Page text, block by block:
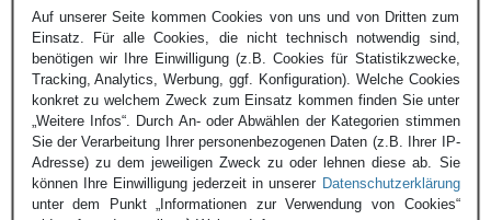
ist gut für die vielfältigen Herausforderungen der
Logistik in der Bundeswehr aufgestellt und wird auch in
Zukunft einen Beitrag zur Lösung der anstehenden
Herausforderungen leisten.
Auf unserer Seite kommen Cookies von uns und von Dritten zum
Einsatz. Für alle Cookies, die nicht technisch notwendig sind,
benötigen wir Ihre Einwilligung (z.B. Cookies für Statistikzwecke,
Tracking, Analytics, Werbung, ggf. Konfiguration). Welche Cookies
konkret zu welchem Zweck zum Einsatz kommen finden Sie unter
„Weitere Infos“. Durch An- oder Abwählen der Kategorien stimmen
Sie der Verarbeitung Ihrer personenbezogenen Daten (z.B. Ihrer IP-
Adresse) zu dem jeweiligen Zweck zu oder lehnen diese ab. Sie
können Ihre Einwilligung jederzeit in unserer Datenschutzerklärung
unter dem Punkt „Informationen zur Verwendung von Cookies“